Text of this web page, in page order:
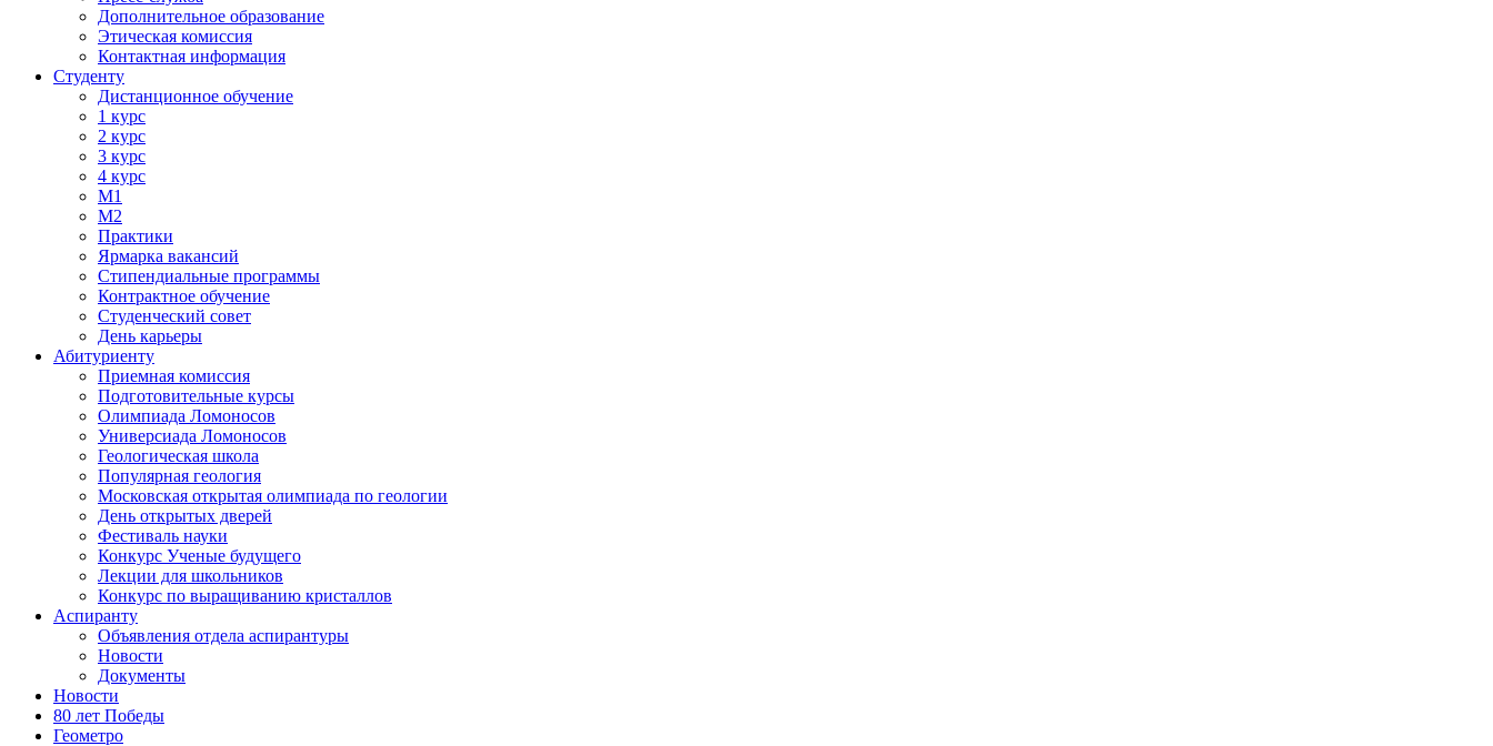
Дополнительное образование
Этическая комиссия
Контактная информация
Студенту
Дистанционное обучение
1 курс
2 курс
3 курс
4 курс
М1
М2
Практики
Ярмарка вакансий
Стипендиальные программы
Контрактное обучение
Студенческий совет
День карьеры
Абитуриенту
Приемная комиссия
Подготовительные курсы
Олимпиада Ломоносов
Универсиада Ломоносов
Геологическая школа
Популярная геология
Московская открытая олимпиада по геологии
День открытых дверей
Фестиваль науки
Конкурс Ученые будущего
Лекции для школьников
Конкурс по выращиванию кристаллов
Аспиранту
Объявления отдела аспирантуры
Новости
Документы
Новости
80 лет Победы
Геометро